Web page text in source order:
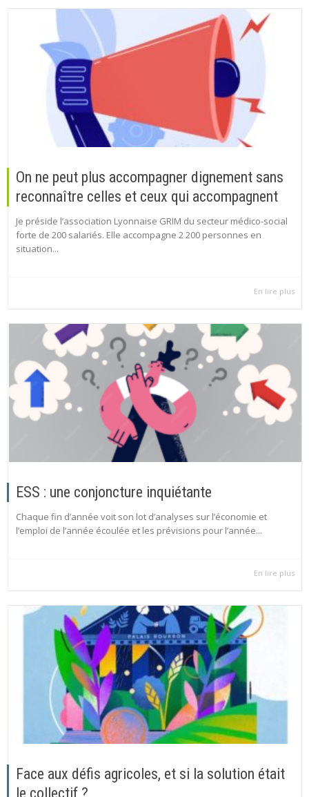
On ne peut plus accompagner dignement sans
reconnaître celles et ceux qui accompagnent
Je préside l’association Lyonnaise GRIM du secteur médico-social
forte de 200 salariés. Elle accompagne 2 200 personnes en
situation...
En lire plus
ESS : une conjoncture inquiétante
Chaque fin d’année voit son lot d’analyses sur l’économie et
l’emploi de l’année écoulée et les prévisions pour l’année...
En lire plus
Face aux défis agricoles, et si la solution était
le collectif ?